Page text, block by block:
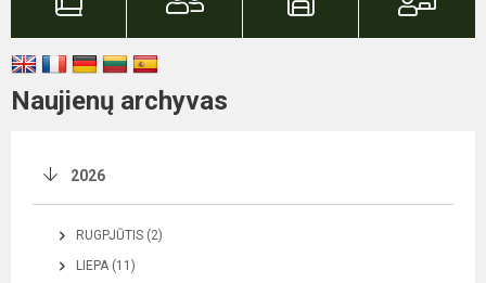
Naujienų archyvas
2026
RUGPJŪTIS (2)
LIEPA (11)